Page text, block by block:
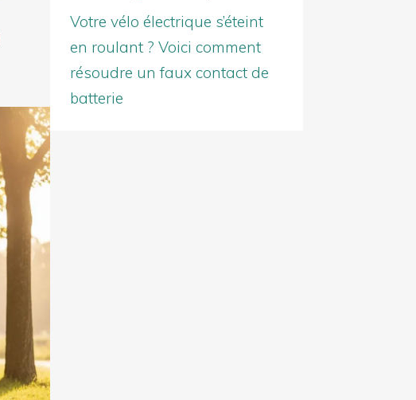
Votre vélo électrique s’éteint
en roulant ? Voici comment
résoudre un faux contact de
batterie